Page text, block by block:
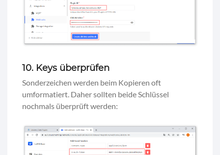
10. Keys überprüfen
Sonderzeichen werden beim Kopieren oft
umformatiert. Daher sollten beide Schlüssel
nochmals überprüft werden: